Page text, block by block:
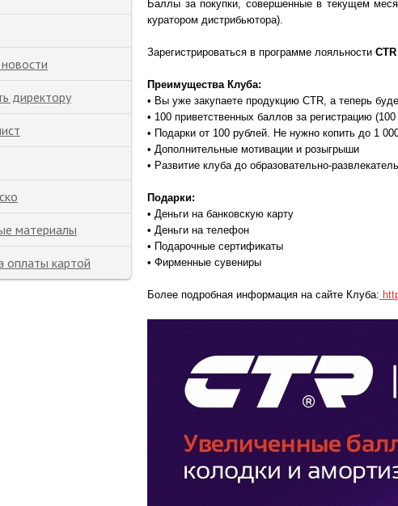
директору
материалы
оплаты картой
Баллы за покупки, совершенные в текущем
куратором дистрибьютора).
Зарегистрироваться в программе лояльности
Преимущества Клуба:
• Вы уже закупаете продукцию CTR, а теперь
• 100 приветственных баллов за регистрацию
• Подарки от 100 рублей. Не нужно копить до 1
• Дополнительные мотивации и розыгрыши
• Развитие клуба до образовательно-
Подарки:
• Деньги на банковскую карту
• Деньги на телефон
• Подарочные сертификаты
• Фирменные сувениры
Более подробная информация на сайте Клуба: